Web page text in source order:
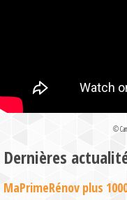
©
Dernières
MaPrimeRénov plus